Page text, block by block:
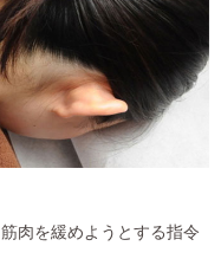
肉を緩めようとする指令